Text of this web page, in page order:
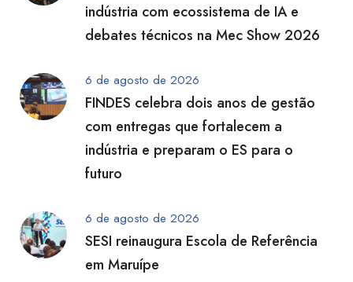
indústria com ecossistema de IA e
debates técnicos na Mec Show 2026
6 de agosto de 2026
FINDES celebra dois anos de gestão
com entregas que fortalecem a
indústria e preparam o ES para o
futuro
6 de agosto de 2026
SESI reinaugura Escola de Referência
em Maruípe